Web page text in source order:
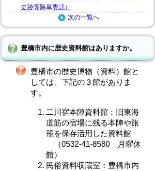
史跡等除草委託）
次の一覧へ
豊橋市内に歴史資料館はありますか。
豊橋市の歴史博物（資料）館と
しては、下記の３館がありま
す。
二川宿本陣資料館：旧東海
道筋の宿場に残る本陣や旅
籠を保存活用した資料館
（0532-41-8580 月曜休
館）
民俗資料収蔵室：豊橋市内